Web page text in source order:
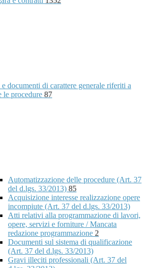
documenti di carattere generale riferiti a
le procedure 87
Automatizzazione delle procedure (Art. 37
del d.lgs. 33/2013) 85
Acquisizione interesse realizzazione opere
incompiute (Art. 37 del d.lgs. 33/2013)
Atti relativi alla programmazione di lavori,
opere, servizi e forniture / Mancata
redazione programmazione 2
Documenti sul sistema di qualificazione
(Art. 37 del d.lgs. 33/2013)
Gravi illeciti professionali (Art. 37 del